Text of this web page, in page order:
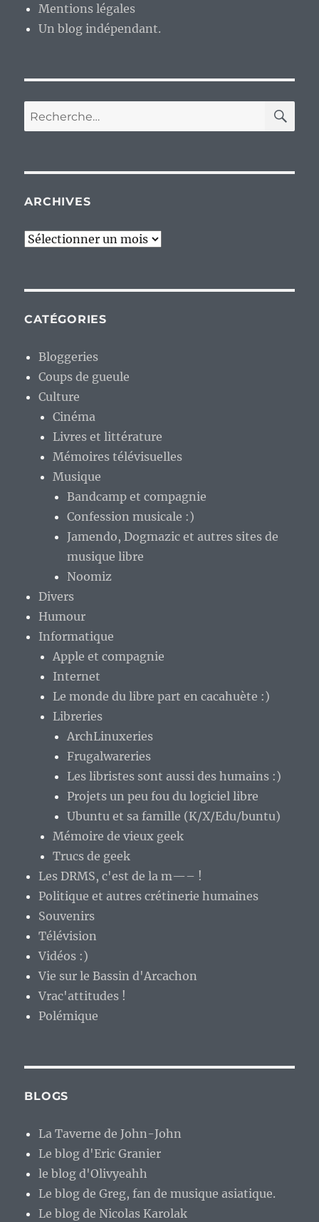
Mentions légales
Un blog indépendant.
Recherche
pour :
ARCHIVES
Archives
CATÉGORIES
Bloggeries
Coups de gueule
Culture
Cinéma
Livres et littérature
Mémoires télévisuelles
Musique
Bandcamp et compagnie
Confession musicale :)
Jamendo, Dogmazic et autres sites de
musique libre
Noomiz
Divers
Humour
Informatique
Apple et compagnie
Internet
Le monde du libre part en cacahuète :)
Libreries
ArchLinuxeries
Frugalwareries
Les libristes sont aussi des humains :)
Projets un peu fou du logiciel libre
Ubuntu et sa famille (K/X/Edu/buntu)
Mémoire de vieux geek
Trucs de geek
Les DRMS, c'est de la m—– !
Politique et autres crétinerie humaines
Souvenirs
Télévision
Vidéos :)
Vie sur le Bassin d'Arcachon
Vrac'attitudes !
Polémique
BLOGS
La Taverne de John-John
Le blog d'Eric Granier
le blog d'Olivyeahh
Le blog de Greg, fan de musique asiatique.
Le blog de Nicolas Karolak